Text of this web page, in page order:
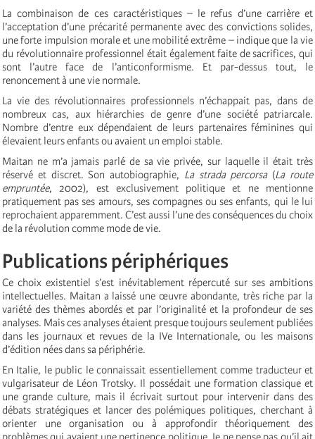
La combinaison de ces caractéristiques – le refus d’une carrière et
l’acceptation d’une précarité permanente avec des convictions solides,
une forte impulsion morale et une mobilité extrême – indique que la vie
du révolutionnaire professionnel était également faite de sacrifices, qui
sont l’autre face de l’anticonformisme. Et par-dessus tout, le
renoncement à une vie normale.
La vie des révolutionnaires professionnels n’échappait pas, dans de
nombreux cas, aux hiérarchies de genre d’une société patriarcale.
Nombre d’entre eux dépendaient de leurs partenaires féminines qui
élevaient leurs enfants ou avaient un emploi stable.
Maitan ne m’a jamais parlé de sa vie privée, sur laquelle il était très
réservé et discret. Son autobiographie, La strada percorsa(La route
empruntée, 2002), est exclusivement politique et ne mentionne
pratiquement pas ses amours, ses compagnes ou ses enfants, qui le lui
reprochaient apparemment. C’est aussi l’une des conséquences du choix
de la révolution comme mode de vie.
Publications périphériques
Ce choix existentiel s’est inévitablement répercuté sur ses ambitions
intellectuelles. Maitan a laissé une œuvre abondante, très riche par la
variété des thèmes abordés et par l’originalité et la profondeur de ses
analyses. Mais ces analyses étaient presque toujours seulement publiées
dans les journaux et revues de la IVe Internationale, ou les maisons
d’édition nées dans sa périphérie.
En Italie, le public le connaissait essentiellement comme traducteur et
vulgarisateur de Léon Trotsky. Il possédait une formation classique et
une grande culture, mais il écrivait surtout pour intervenir dans des
débats stratégiques et lancer des polémiques politiques, cherchant à
orienter une organisation ou à approfondir théoriquement des